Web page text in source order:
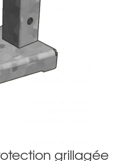
grillagée